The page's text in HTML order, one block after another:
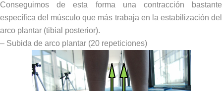
Conseguimos de esta forma una contracción bastante
específica del músculo que más trabaja en la estabilización del
arco plantar (tibial posterior).
– Subida de arco plantar (20 repeticiones)